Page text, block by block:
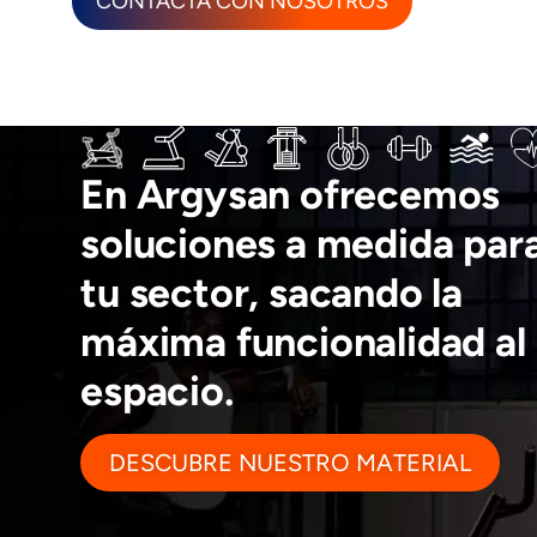
En Argysan ofrecemos
soluciones a medida
tu sector, sacando la
máxima funcionalidad al
espacio.
DESCUBRE NUESTRO MATERIAL